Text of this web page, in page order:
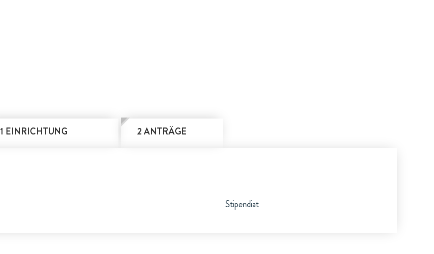
1 EINRICHTUNG 2 ANTRÄGE
Stipendiat